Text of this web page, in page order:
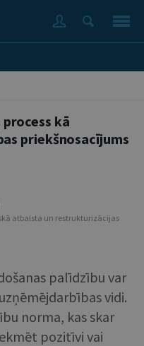
kā
priekšnosacījums
atbalsta un restrukturizācijas
palīdzību var
vidi.
norma, kas skar
pozitīvi vai